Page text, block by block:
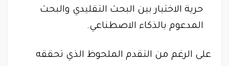
حرية الاختيار بين البحث التقليدي والبحث
المدعوم بالذكاء الاصطناعي.
على الرغم من التقدم الملحوظ الذي تحققه